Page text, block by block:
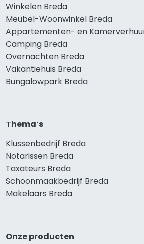
Winkelen Breda
Meubel-Woonwinkel Breda
Appartementen- en
Camping Breda
Overnachten Breda
Vakantiehuis Breda
Bungalowpark Breda
Thema’s
Klussenbedrijf Breda
Notarissen Breda
Taxateurs Breda
Schoonmaakbedrijf Breda
Makelaars Breda
Onze producten